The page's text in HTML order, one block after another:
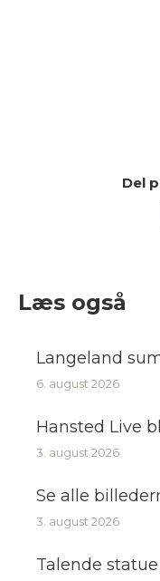
Del
Læs også
Langeland
6. august 2026
Hansted Live
3. august 2026
Se alle
3. august 2026
Talende